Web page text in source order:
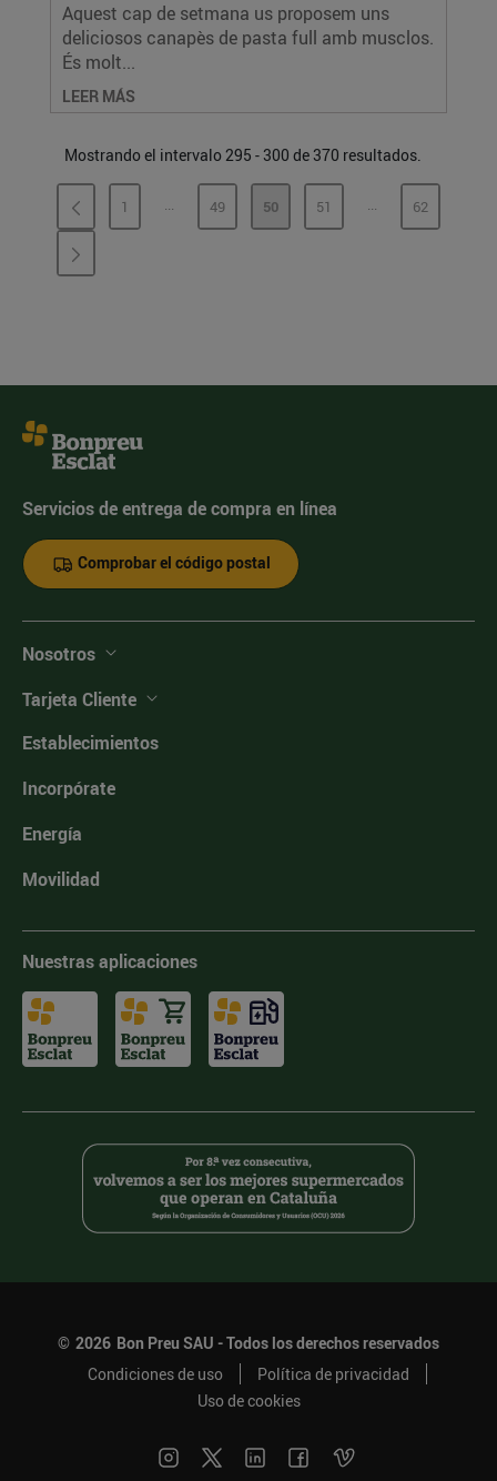
Aquest cap de setmana us proposem uns
deliciosos canapès de pasta full amb musclos.
És molt...
LEER MÁS
Mostrando el intervalo 295 - 300 de 370 resultados.
PÁGINA
1 ...PÁGINAS INTERMEDIAS
PÁGINA
49 PÁGINA
50 PÁGINA
51 ...PÁGINASPÁGINA
62
Servicios de entrega de compra en línea
Comprobar el código postal
Nosotros
Tarjeta Cliente
Establecimientos
Incorpórate
Energía
Movilidad
Nuestras aplicaciones
© 2026 Bon Preu SAU - Todos los derechos reservados
Condiciones de uso
Política de privacidad
Uso de cookies